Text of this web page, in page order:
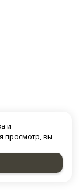
и
просмотр, вы